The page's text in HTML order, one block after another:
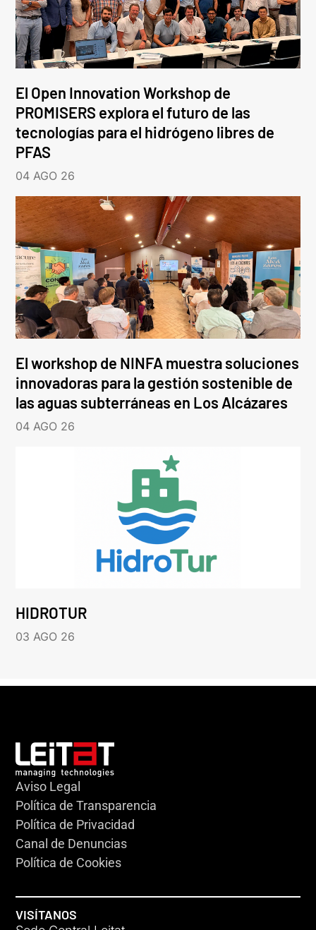
El Open Innovation Workshop de
PROMISERS explora el futuro de las
tecnologías para el hidrógeno libres de
PFAS
04 AGO 26
El workshop de NINFA muestra soluciones
innovadoras para la gestión sostenible de
las aguas subterráneas en Los Alcázares
04 AGO 26
HIDROTUR
03 AGO 26
Aviso Legal
Política de Transparencia
Política de Privacidad
Canal de Denuncias
Política de Cookies
VISÍTANOS